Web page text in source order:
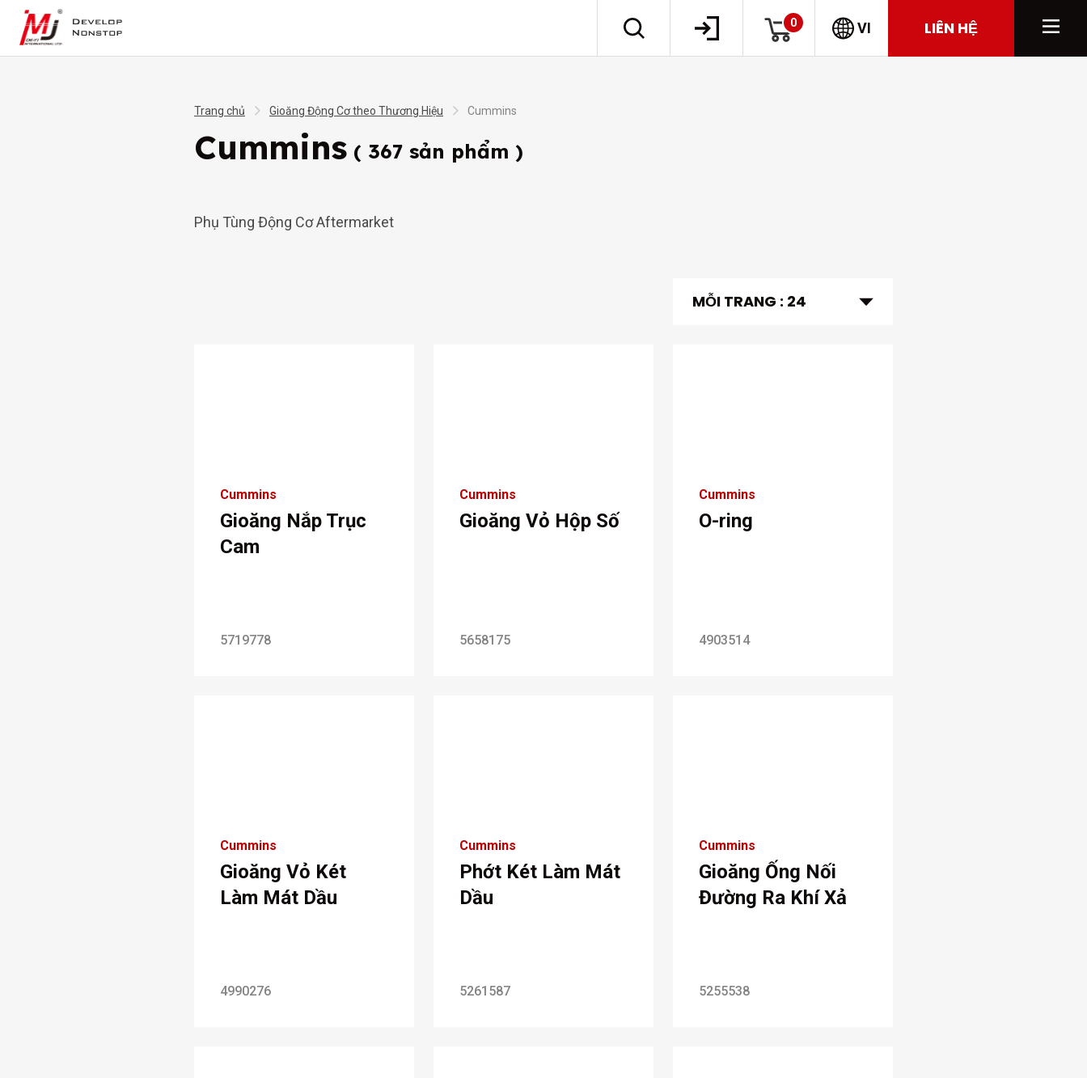
0 VI LIÊN HỆ
Trang chủ Gioăng Động Cơ theo Thương Hiệu Cummins
Cummins ( 367 sản phẩm )
Phụ Tùng Động Cơ Aftermarket
MỖI TRANG : 24
Cummins
Gioăng Nắp Trục
Cam
5719778
Cummins
Gioăng Vỏ Hộp Số
5658175
Cummins
O-ring
4903514
Cummins
Gioăng Vỏ Két
Làm Mát Dầu
4990276
Cummins
Phớt Két Làm Mát
Dầu
5261587
Cummins
Gioăng Ống Nối
Đường Ra Khí Xả
5255538